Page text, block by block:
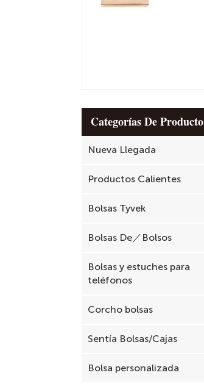
Categorías De Producto
Nueva Llegada
Productos Calientes
Bolsas Tyvek
Bolsas De／Bolsos
Bolsas y estuches para
teléfonos
Corcho bolsas
Sentía Bolsas/Cajas
Bolsa personalizada